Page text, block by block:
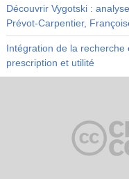
Découvrir Vygotski :
Prévot‑Carpentier,
Intégration de la recherche
prescription et utilité